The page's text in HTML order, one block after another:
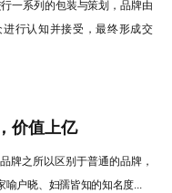
一系列的包装与策划，品牌由
行认知并接受，最终形成交
价值上亿
牌之所以区别于普通的品牌，
喻户晓、妇孺皆知的知名度...